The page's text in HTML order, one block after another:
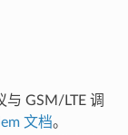
GSM/LTE 调
文档。